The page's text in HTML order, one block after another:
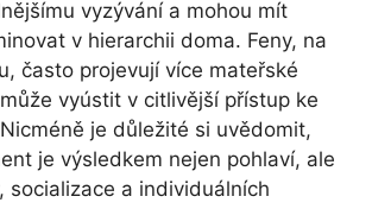
vyzývání a mohou mít
v hierarchii doma. Feny, na
často projevují více mateřské
vyústit v citlivější přístup ke
je důležité si uvědomit,
je výsledkem nejen pohlaví, ale
socializace a individuálních